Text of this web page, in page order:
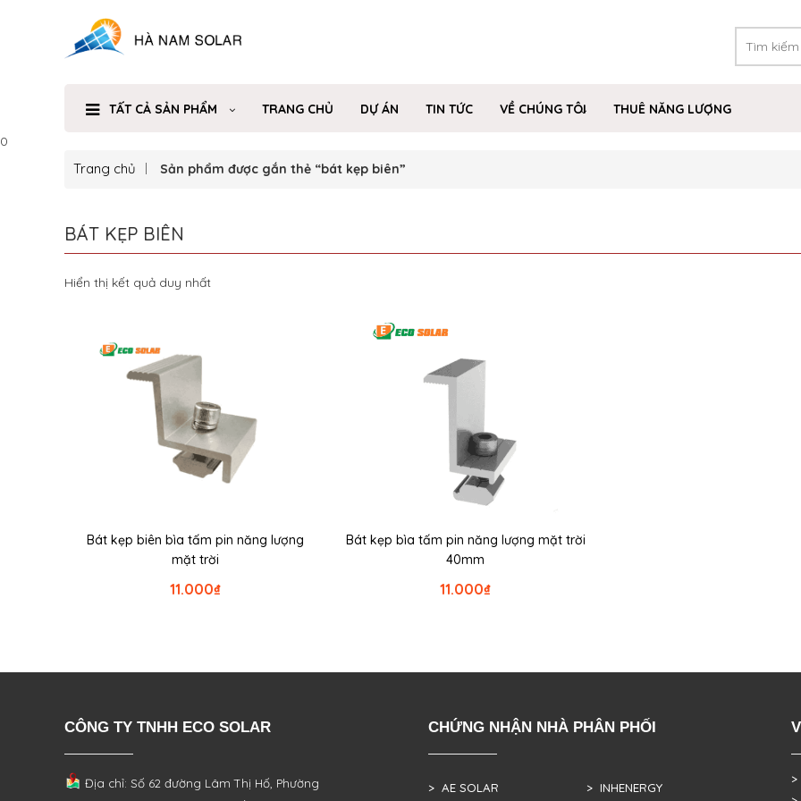
TẤT CẢ SẢN PHẨM TRANG CHỦ DỰ ÁN TIN TỨC VỀ CHÚNG TÔI
THUÊ NĂNG LƯỢNG
0
Trang chủ Sản phẩm được gắn thẻ “bát kẹp biên”
BÁT KẸP BIÊN
Hiển thị kết quả duy nhất
Bát kẹp biên bìa tấm pin năng lượng
mặt trời
₫
11.000
Bát kẹp bìa tấm pin năng lượng mặt trời
40mm
₫
11.000
CÔNG TY TNHH ECO SOLAR
Địa chỉ: Số 62 đường Lâm Thị Hố, Phường
CHỨNG NHẬN NHÀ PHÂN PHỐI
> AE SOLAR > INHENERGY
>